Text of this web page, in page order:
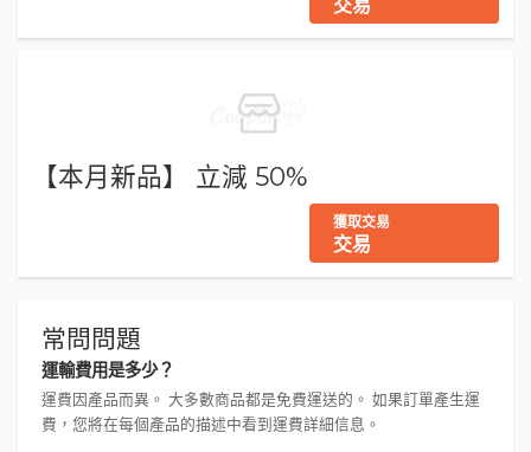
交易
【本月新品】 立減 50%
獲取交易
交易
常問問題
運輸費用是多少？
運費因產品而異。 大多數商品都是免費運送的。 如果訂單產生運
費，您將在每個產品的描述中看到運費詳細信息。